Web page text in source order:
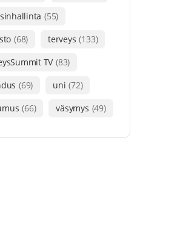
(55)
(68) terveys (133)
TV (83)
(69) uni (72)
(66) väsymys (49)